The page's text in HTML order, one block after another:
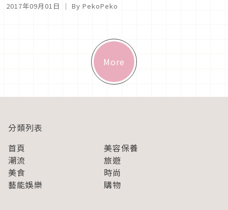
2017年09月01日 ｜ By PekoPeko
More
分類列表
首頁
美容保養
潮流
旅遊
美食
時尚
藝能娛樂
購物